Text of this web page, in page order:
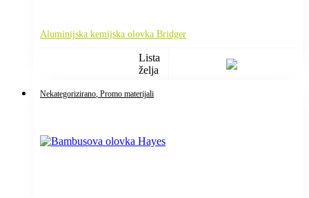
Aluminijska kemijska olovka Bridger
Lista
želja
Nekategorizirano , Promo materijali